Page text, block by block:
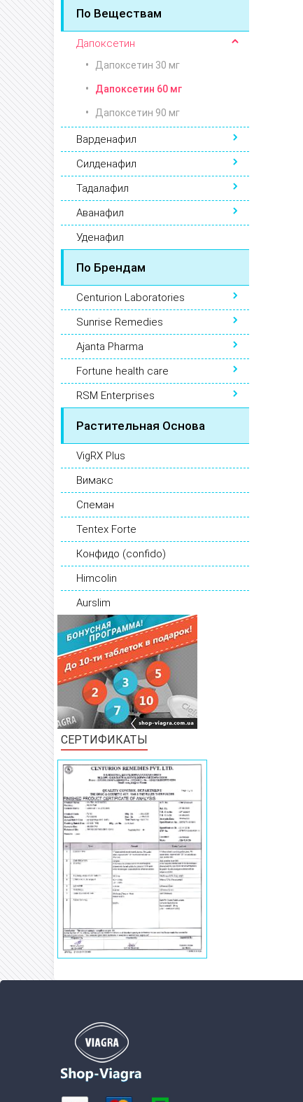
По Веществам
Дапоксетин
Дапоксетин 30 мг
Дапоксетин 60 мг
Дапоксетин 90 мг
Варденафил
Силденафил
Тадалафил
Аванафил
Уденафил
По Брендам
Centurion Laboratories
Sunrise Remedies
Ajanta Pharma
Fortune health care
RSM Enterprises
Растительная Основа
VigRX Plus
Вимакс
Спеман
Tentex Forte
Конфидо (confido)
Himcolin
Aurslim
СЕРТИФИКАТЫ